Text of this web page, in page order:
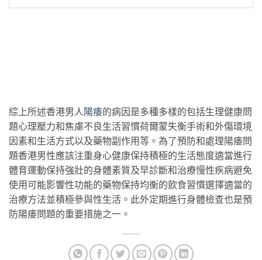
綜上所述香港男人 陽痿的病因是多種多樣的包括生理健康問
題心理壓力和焦慮不良生活習慣荷爾蒙失衡手術和外傷環境
因素和生活方式以及藥物副作用等。為了預防和處理陽痿問
題香港男性應該注重身心健康保持積極的生活態度適當進行
體育運動保持強壯的身體素質及早診斷和治療慢性疾病避免
使用可能影響性功能的藥物保持均衡的飲食習慣選擇適當的
治療方法並積極參與性生活。此外定期進行身體檢查也是預
防陽痿問題的重要措施之一。